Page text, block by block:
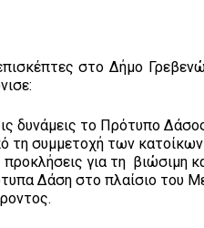
στο Δήμο
δυνάμεις το Πρότυπο
τη συμμετοχή των
για τη βιώσιμη
Δάση στο πλαίσιο του